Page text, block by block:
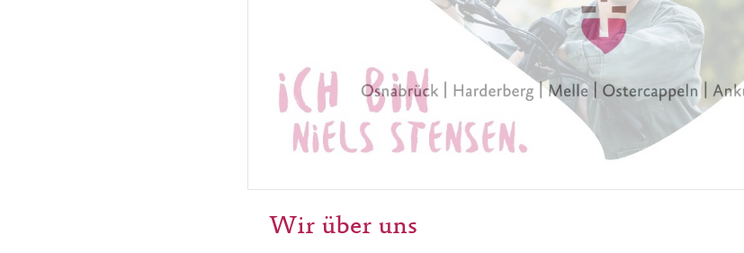
Wir über uns